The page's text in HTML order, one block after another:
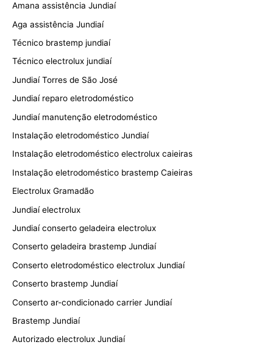
Amana assistência Jundiaí
Aga assistência Jundiaí
Técnico brastemp jundiaí
Técnico electrolux jundiaí
Jundiaí Torres de São José
Jundiaí reparo eletrodoméstico
Jundiaí manutenção eletrodoméstico
Instalação eletrodoméstico Jundiaí
Instalação eletrodoméstico electrolux caieiras
Instalação eletrodoméstico brastemp Caieiras
Electrolux Gramadão
Jundiaí electrolux
Jundiaí conserto geladeira electrolux
Conserto geladeira brastemp Jundiaí
Conserto eletrodoméstico electrolux Jundiaí
Conserto brastemp Jundiaí
Conserto ar-condicionado carrier Jundiaí
Brastemp Jundiaí
Autorizado electrolux Jundiaí